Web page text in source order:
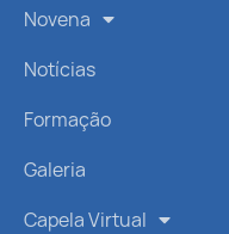
Novena
Notícias
Formação
Galeria
Capela Virtual